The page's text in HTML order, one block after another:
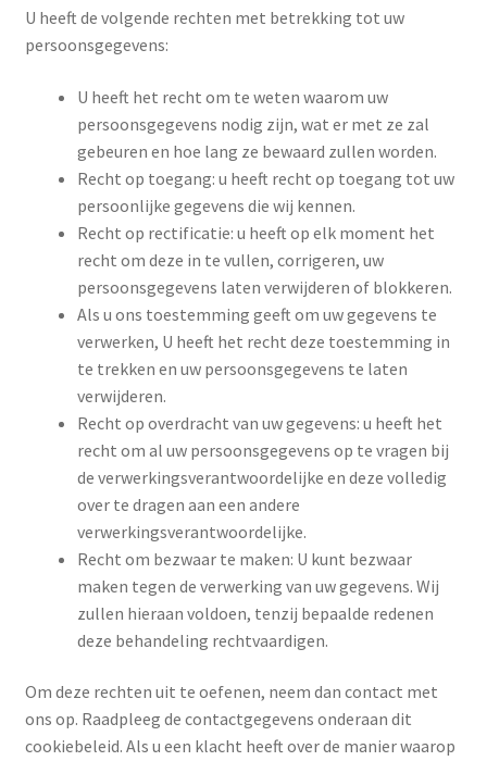
U heeft de volgende rechten met betrekking tot uw
persoonsgegevens:
U heeft het recht om te weten waarom uw
persoonsgegevens nodig zijn, wat er met ze zal
gebeuren en hoe lang ze bewaard zullen worden.
Recht op toegang: u heeft recht op toegang tot uw
persoonlijke gegevens die wij kennen.
Recht op rectificatie: u heeft op elk moment het
recht om deze in te vullen, corrigeren, uw
persoonsgegevens laten verwijderen of blokkeren.
Als u ons toestemming geeft om uw gegevens te
verwerken, U heeft het recht deze toestemming in
te trekken en uw persoonsgegevens te laten
verwijderen.
Recht op overdracht van uw gegevens: u heeft het
recht om al uw persoonsgegevens op te vragen bij
de verwerkingsverantwoordelijke en deze volledig
over te dragen aan een andere
verwerkingsverantwoordelijke.
Recht om bezwaar te maken: U kunt bezwaar
maken tegen de verwerking van uw gegevens. Wij
zullen hieraan voldoen, tenzij bepaalde redenen
deze behandeling rechtvaardigen.
Om deze rechten uit te oefenen, neem dan contact met
ons op. Raadpleeg de contactgegevens onderaan dit
cookiebeleid. Als u een klacht heeft over de manier waarop